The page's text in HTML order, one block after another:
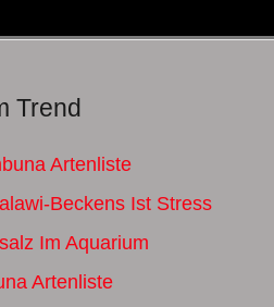
Trend
Artenliste
Beckens Ist Stress
Im Aquarium
Artenliste